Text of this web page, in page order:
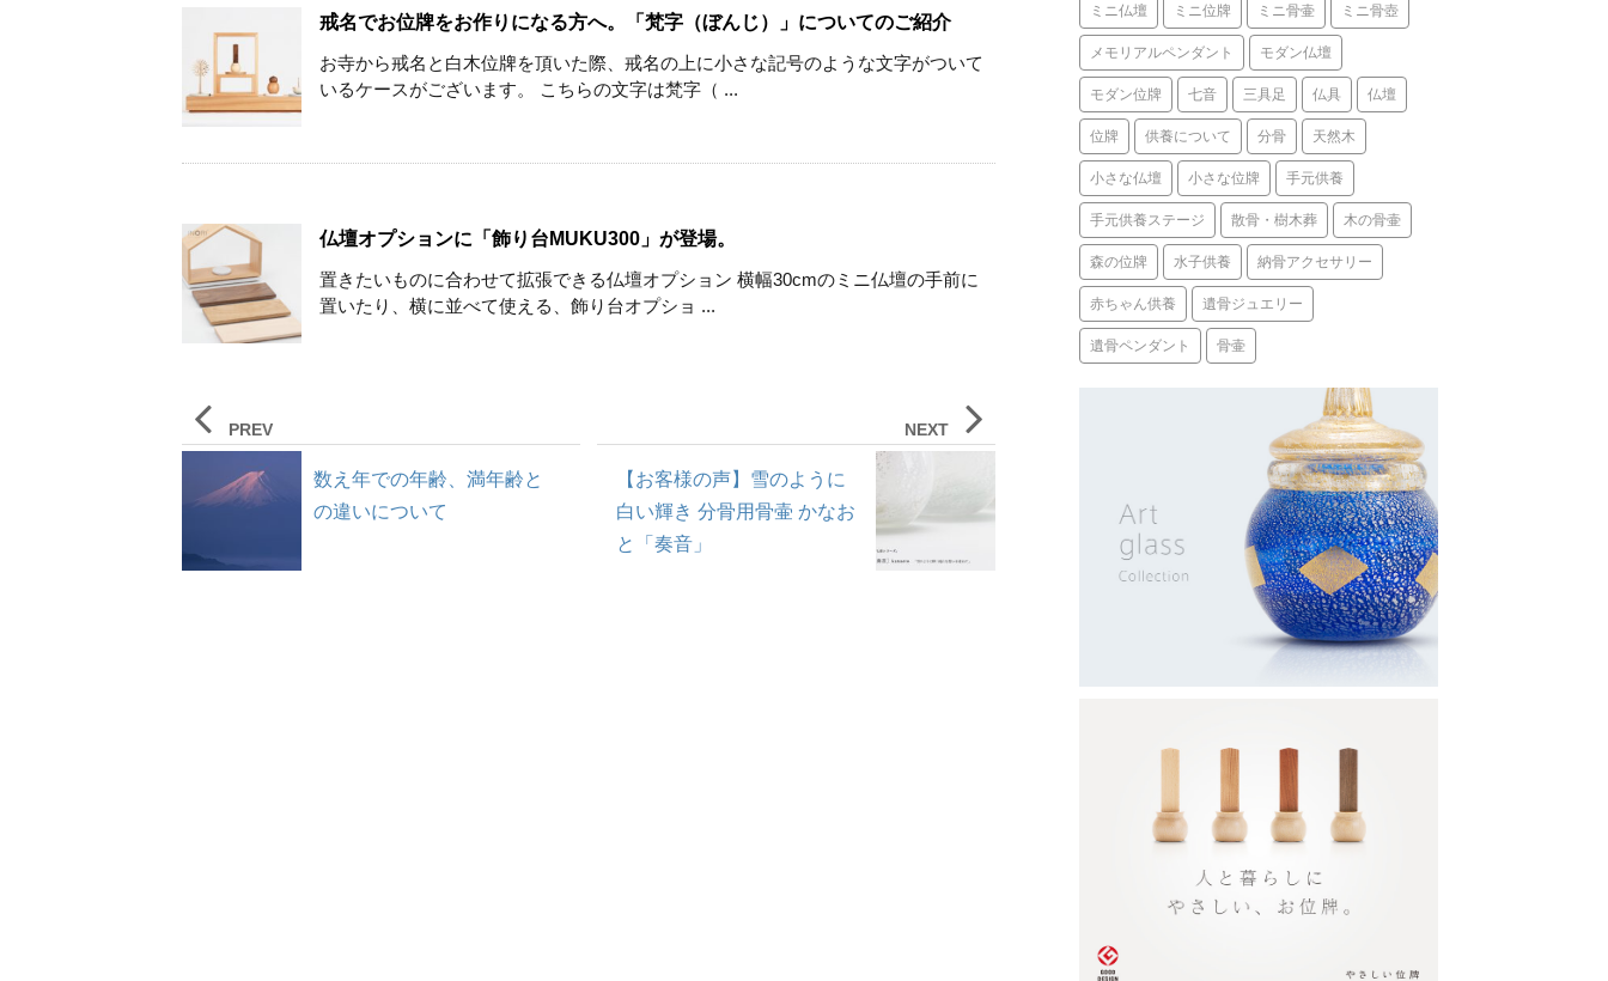
戒名でお位牌をお作りになる方へ。「梵字（ぼんじ）」についてのご紹介
お寺から戒名と白木位牌を頂いた際、戒名の上に小さな記号のような文字がついて
いるケースがございます。 こちらの文字は梵字（ ...
仏壇オプションに「飾り台MUKU300」が登場。
置きたいものに合わせて拡張できる仏壇オプション 横幅30cmのミニ仏壇の手前に
置いたり、横に並べて使える、飾り台オプショ ...
PREV
数え年での年齢、満年齢と
の違いについて
NEXT
【お客様の声】雪のように
白い輝き 分骨用骨壷 かなお
と「奏音」
ミニ仏壇 ミニ位牌 ミニ骨壷 ミニ骨壺
メモリアルペンダント モダン仏壇
モダン位牌 七音 三具足 仏具 仏壇
位牌 供養について 分骨 天然木
小さな仏壇 小さな位牌 手元供養
手元供養ステージ 散骨・樹木葬 木の骨壷
森の位牌 水子供養 納骨アクセサリー
赤ちゃん供養 遺骨ジュエリー
遺骨ペンダント 骨壷